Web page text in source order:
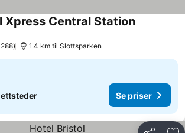
Xpress Central Station
1.4 km til Slottsparken
Se priser